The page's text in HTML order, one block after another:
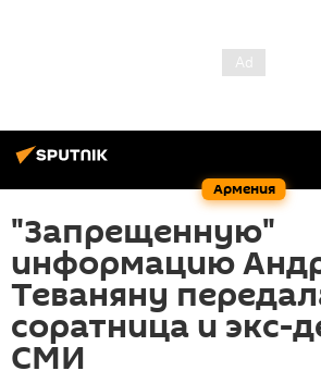
Армения
"Запрещенную"
информацию
Теваняну
соратница и экс-
СМИ